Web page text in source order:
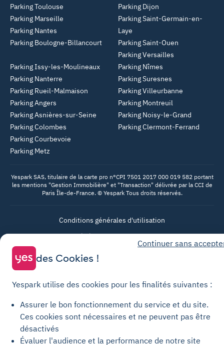
Parking Toulouse
Parking Marseille
Parking Nantes
Parking Boulogne-Billancourt
Parking Dijon
Parking Saint-Germain-en-
Laye
Parking Saint-Ouen
Parking Versailles
Parking Issy-les-Moulineaux
Parking Nanterre
Parking Rueil-Malmaison
Parking Angers
Parking Asnières-sur-Seine
Parking Colombes
Parking Courbevoie
Parking Metz
Parking Nîmes
Parking Suresnes
Parking Villeurbanne
Parking Montreuil
Parking Noisy-le-Grand
Parking Clermont-Ferrand
Yespark SAS, titulaire de la carte pro n°CPI 7501 2017 000 019 582 portant
les mentions "Gestion Immobilière" et "Transaction" délivrée par la CCI de
Paris Île-de-France. © Yespark Tous droits réservés.
Conditions générales d'utilisation
Conditions générales de vente Stationnement
Conditions générales de vente Recharge
Politique de confidentialité
Politique relative aux cookies
Mentions légales
Continuer sans
des Cookies !
Yespark utilise des cookies pour les finalités suivantes :
Assurer le bon fonctionnement du service et du site.
Ces cookies sont nécessaires et ne peuvent pas être
désactivés
Évaluer l'audience et la performance de notre site